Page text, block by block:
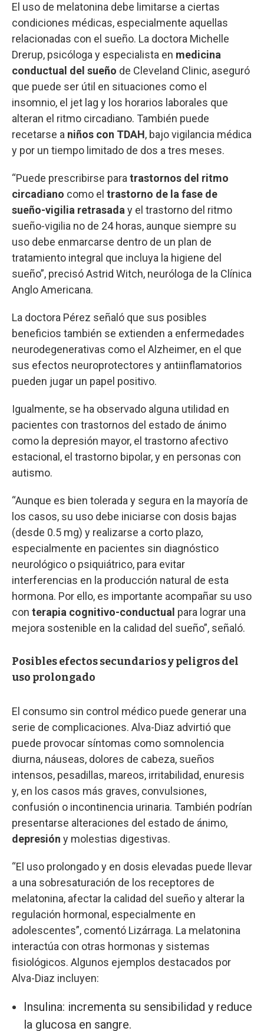
El uso de melatonina debe limitarse a ciertas
condiciones médicas, especialmente aquellas
relacionadas con el sueño. La doctora Michelle
Drerup, psicóloga y especialista en medicina
conductual del sueño de Cleveland Clinic, aseguró
que puede ser útil en situaciones como el
insomnio, el jet lag y los horarios laborales que
alteran el ritmo circadiano. También puede
recetarse a niños con TDAH, bajo vigilancia médica
y por un tiempo limitado de dos a tres meses.
“Puede prescribirse paratrastornos del ritmo
circadiano como el trastorno de la fase de
sueño-vigilia retrasaday el trastorno del ritmo
sueño-vigilia no de 24 horas, aunque siempre su
uso debe enmarcarse dentro de un plan de
tratamiento integral que incluya la higiene del
sueño”, precisó Astrid Witch, neuróloga de la Clínica
Anglo Americana.
La doctora Pérez señaló que sus posibles
beneficios también se extienden a enfermedades
neurodegenerativas como el Alzheimer, en el que
sus efectos neuroprotectores y antiinflamatorios
pueden jugar un papel positivo.
Igualmente, se ha observado alguna utilidad en
pacientes con trastornos del estado de ánimo
como la depresión mayor, el trastorno afectivo
estacional, el trastorno bipolar, y en personas con
autismo.
“Aunque es bien tolerada y segura en la mayoría de
los casos, su uso debe iniciarse con dosis bajas
(desde 0.5 mg) y realizarse a corto plazo,
especialmente en pacientes sin diagnóstico
neurológico o psiquiátrico, para evitar
interferencias en la producción natural de esta
hormona. Por ello, es importante acompañar su uso
con terapia cognitivo-conductual para lograr una
mejora sostenible en la calidad del sueño”, señaló.
Posibles efectos secundarios y peligros del
uso prolongado
El consumo sin control médico puede generar una
serie de complicaciones. Alva-Diaz advirtió que
puede provocar síntomas como somnolencia
diurna, náuseas, dolores de cabeza, sueños
intensos, pesadillas, mareos, irritabilidad, enuresis
y, en los casos más graves, convulsiones,
confusión o incontinencia urinaria. También podrían
presentarse alteraciones del estado de ánimo,
depresión y molestias digestivas.
“El uso prolongado y en dosis elevadas puede llevar
a una sobresaturación de los receptores de
melatonina, afectar la calidad del sueño y alterar la
regulación hormonal, especialmente en
adolescentes”, comentó Lizárraga. La melatonina
interactúa con otras hormonas y sistemas
fisiológicos. Algunos ejemplos destacados por
Alva-Diaz incluyen:
Insulina: incrementa su sensibilidad y reduce
la glucosa en sangre.